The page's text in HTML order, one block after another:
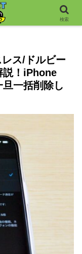
ス/ドルビー
説！iPhone
一括削除し
検索